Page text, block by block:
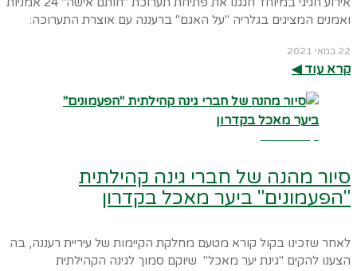
ואמנים המציגים בגלריה "על האגם" ברעננה עם אוצרת התערוכה:
22 במאי 2021
קרא עוד ◀︎
סיור מהנה של חברי גינה קהילתית
"הפעמונים" ביער מאכל בקדרון
לאחר שזכינו בקול קורא מטעם מחלקת הקיימות של עיריית רעננה, בה
הצענו להקים "גינת יער מאכל" שיוקם סמוך לגינה הקהילתית